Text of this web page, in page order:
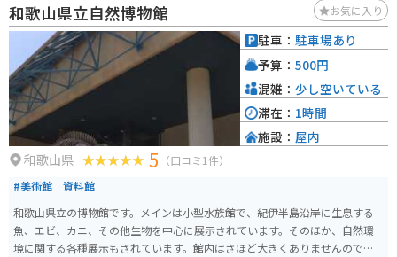
和歌山県立自然博物館 お気に入り
和歌山県 5 （口コミ1件）
#美術館｜資料館
和歌山県立の博物館です。メインは小型水族館で、紀伊半島沿岸に生息する
魚、エビ、カニ、その他生物を中心に展示されています。そのほか、自然環
境に関する各種展示もされています。館内はさほど大きくありませんので、
駐車： 駐車場あり
予算： 500円
混雑： 少し空いている
滞在： 1時間
施設： 屋内